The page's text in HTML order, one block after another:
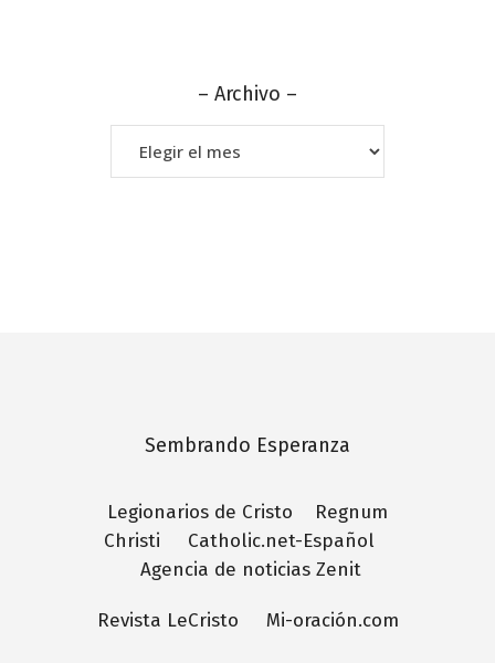
– Archivo –
–
Archivo
–
Sembrando Esperanza
Legionarios de Cristo Regnum
Christi
Catholic.net-Español
Agencia de noticias Zenit
Revista LeCristo Mi-oración.com